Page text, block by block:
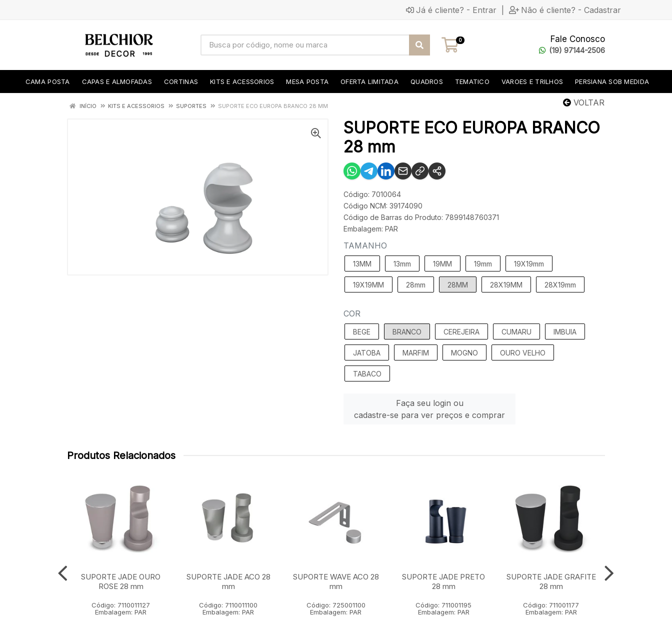
Já é cliente? - Entrar Não é cliente? - Cadastrar
0 Fale Conosco
(19) 97144-2506
CAMA POSTA CAPAS E ALMOFADAS CORTINAS KITS E ACESSORIOS MESA POSTA OFERTA LIMITADA QUADROS TEMATICO VAROES E TRILHOS PERSIANA SOB MEDIDA
VOLTAR
INÍCIO KITS E ACESSORIOS SUPORTES SUPORTE ECO EUROPA BRANCO 28 MM
SUPORTE ECO EUROPA BRANCO
28 mm
Código: 7010064
Código NCM: 39174090
Código de Barras do Produto: 7899148760371
Embalagem: PAR
TAMANHO
13MM 13mm 19MM 19mm 19X19mm
19X19MM 28mm 28MM 28X19MM 28X19mm
COR
BEGE BRANCO CEREJEIRA CUMARU IMBUIA
JATOBA MARFIM MOGNO OURO VELHO
TABACO
Faça seu login ou
cadastre-se para ver preços e comprar
Produtos Relacionados
SUPORTE JADE OURO
ROSE 28 mm
Código: 7110011127
Embalagem: PAR
SUPORTE JADE ACO 28
mm
Código: 7110011100
Embalagem: PAR
SUPORTE WAVE ACO 28
mm
Código: 725001100
Embalagem: PAR
SUPORTE JADE PRETO
28 mm
Código: 711001195
Embalagem: PAR
SUPORTE JADE GRAFITE
28 mm
Código: 711001177
Embalagem: PAR